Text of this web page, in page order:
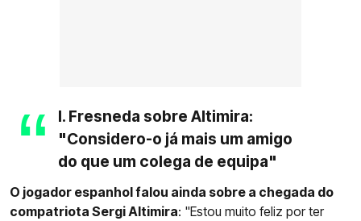
I. Fresneda sobre Altimira:
"Considero-o já mais um amigo
do que um colega de equipa"
O jogador espanhol falou ainda sobre a chegada do
compatriota Sergi Altimira: "Estou muito feliz por ter